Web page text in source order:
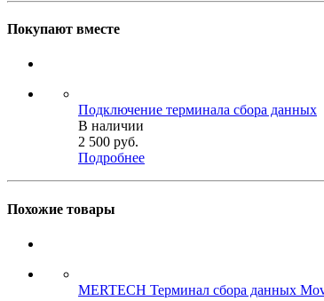
Покупают вместе
Подключение терминала сбора данных
В наличии
2 500 руб.
Подробнее
Похожие товары
MERTECH Терминал сбора данных